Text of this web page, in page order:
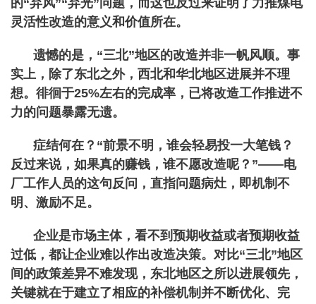
的“弃风”“弃光”问题，而这也反过来证明了力推煤电
灵活性改造的意义和价值所在。
遗憾的是，“三北”地区的改造并非一帆风顺。事
实上，除了东北之外，西北和华北地区进展并不理
想。徘徊于25%左右的完成率，已将改造工作推进不
力的问题暴露无遗。
症结何在？“前景不明，谁会轻易投一大笔钱？
反过来说，如果真的赚钱，谁不愿改造呢？”——电
厂工作人员的这句反问，直指问题病灶，即机制不
明、激励不足。
企业是市场主体，看不到预期收益或者预期收益
过低，都让企业难以作出改造决策。对比“三北”地区
间的政策差异不难发现，东北地区之所以进展领先，
关键就在于建立了相应的补偿机制并不断优化、完